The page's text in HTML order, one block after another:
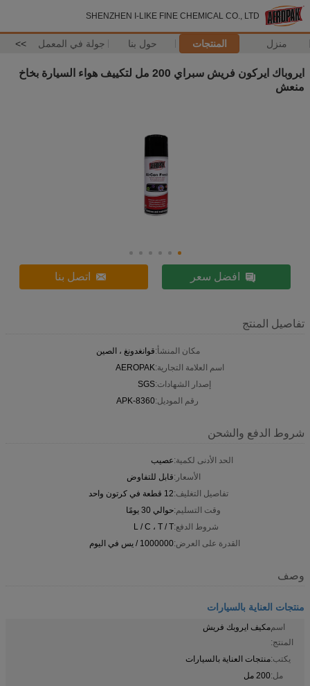
SHENZHEN I-LIKE FINE CHEMICAL CO., LTD
منزل المنتجات حول بنا جولة في المعمل >>
ايروباك ايركون فريش سبراي 200 مل لتكييف هواء السيارة بخاخ
منعش
افضل سعر اتصل بنا
تفاصيل المنتج
مكان المنشأ:قوانغدونغ ، الصين
اسم العلامة التجارية:AEROPAK
إصدار الشهادات:SGS
رقم الموديل:APK-8360
شروط الدفع والشحن
الحد الأدنى لكمية:عصيب
الأسعار:قابل للتفاوض
تفاصيل التغليف:12 قطعة في كرتون واحد
وقت التسليم:حوالي 30 يومًا
شروط الدفع:L / C ، T / T
القدرة على العرض:1000000 / يس في اليوم
وصف
منتجات العناية بالسيارات
اسم
المنتج:
مكيف ايروبك فريش
يكتب:منتجات العناية بالسيارات
مل:200 مل